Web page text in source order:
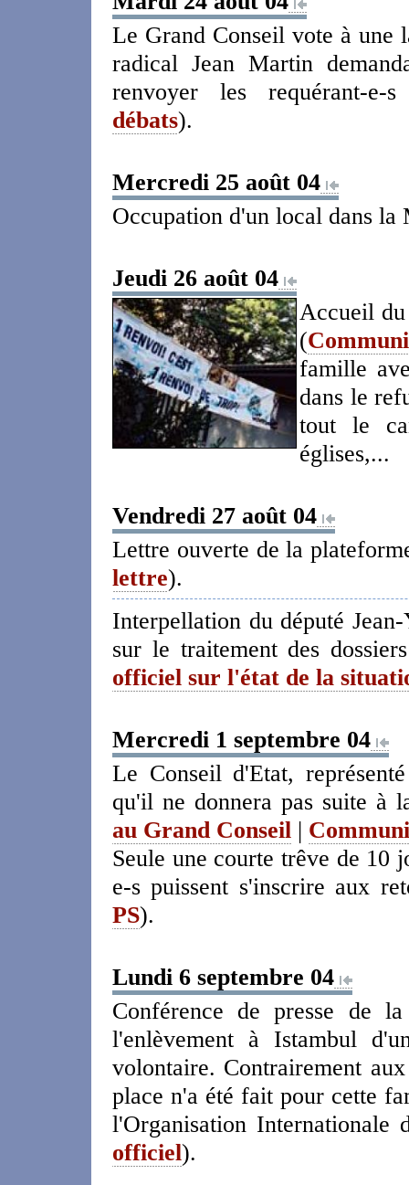
Le Grand Conseil vote à une
radical Jean Martin
renvoyer les requérant-e-
débats).
Mercredi 25 août 04
Occupation d'un local dans la
Jeudi 26 août 04
Accueil du
(
famille
dans le
tout le
églises,...
Vendredi 27 août 04
Lettre ouverte de la
lettre).
Interpellation du député
sur le traitement des
officiel sur l'état de la
Mercredi 1 septembre 04
Le Conseil d'Etat,
qu'il ne donnera pas suite à
au Grand Conseil |
Seule une courte trêve de 10
e-s puissent s'inscrire aux
PS).
Lundi 6 septembre 04
Conférence de presse de
l'enlèvement à Istambul
volontaire. Contrairement
place n'a été fait pour cette
l'Organisation
officiel).